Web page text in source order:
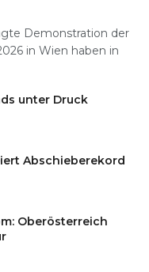
Demonstration der
in Wien haben in
unter Druck
Abschieberekord
Oberösterreich